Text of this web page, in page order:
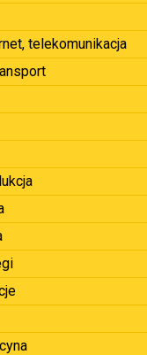
telekomunikacja